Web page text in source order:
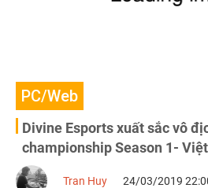
PC/Web
Divine Esports xuất sắc vô
championship Season 1-
Anh
Tran Huy 24/03/2019